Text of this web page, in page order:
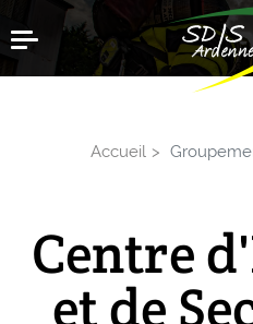
au
Menu
Accueil
Centre
et de